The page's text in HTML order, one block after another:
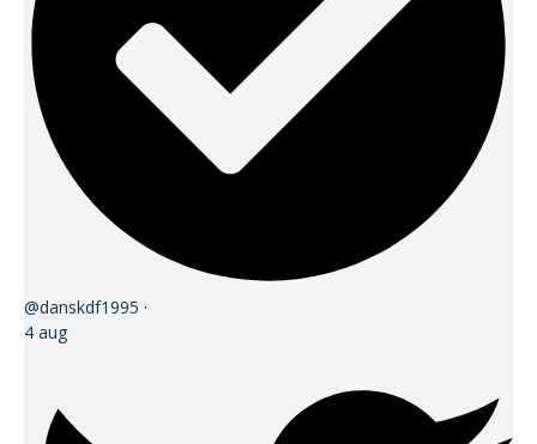
@danskdf1995 ·
4 aug